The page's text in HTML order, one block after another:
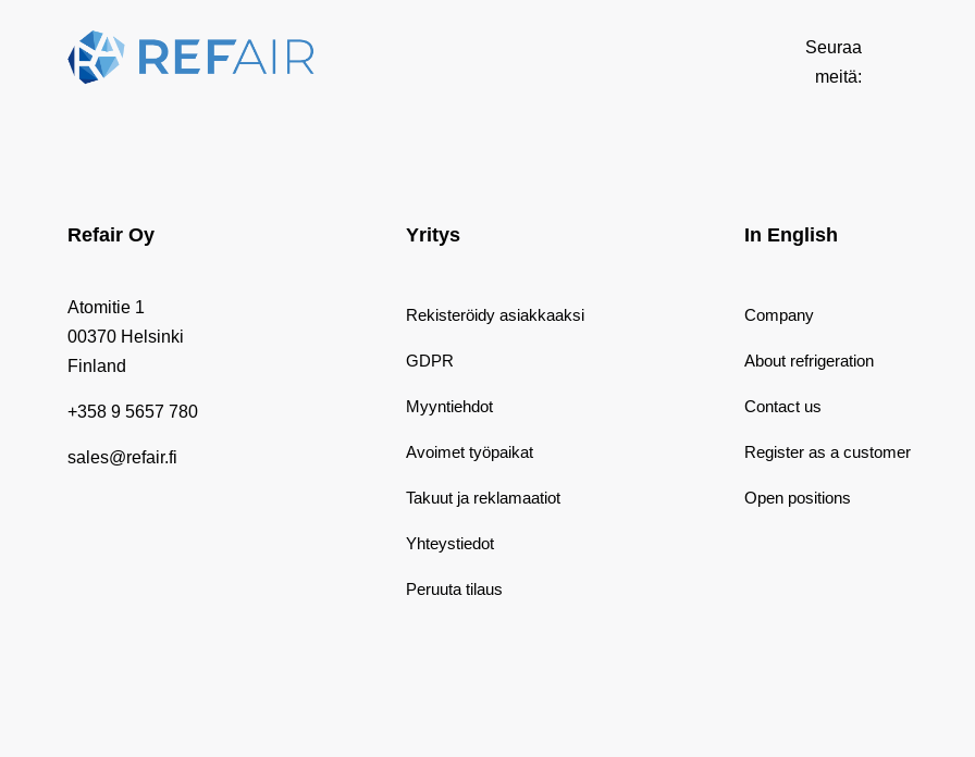
Seuraa
meitä:
Refair Oy
Atomitie 1
00370 Helsinki
Finland
+358 9 5657 780
sales@refair.fi
Yritys
Rekisteröidy asiakkaaksi
GDPR
Myyntiehdot
Avoimet työpaikat
Takuut ja reklamaatiot
Yhteystiedot
Peruuta tilaus
In English
Company
About refrigeration
Contact us
Register as a customer
Open positions